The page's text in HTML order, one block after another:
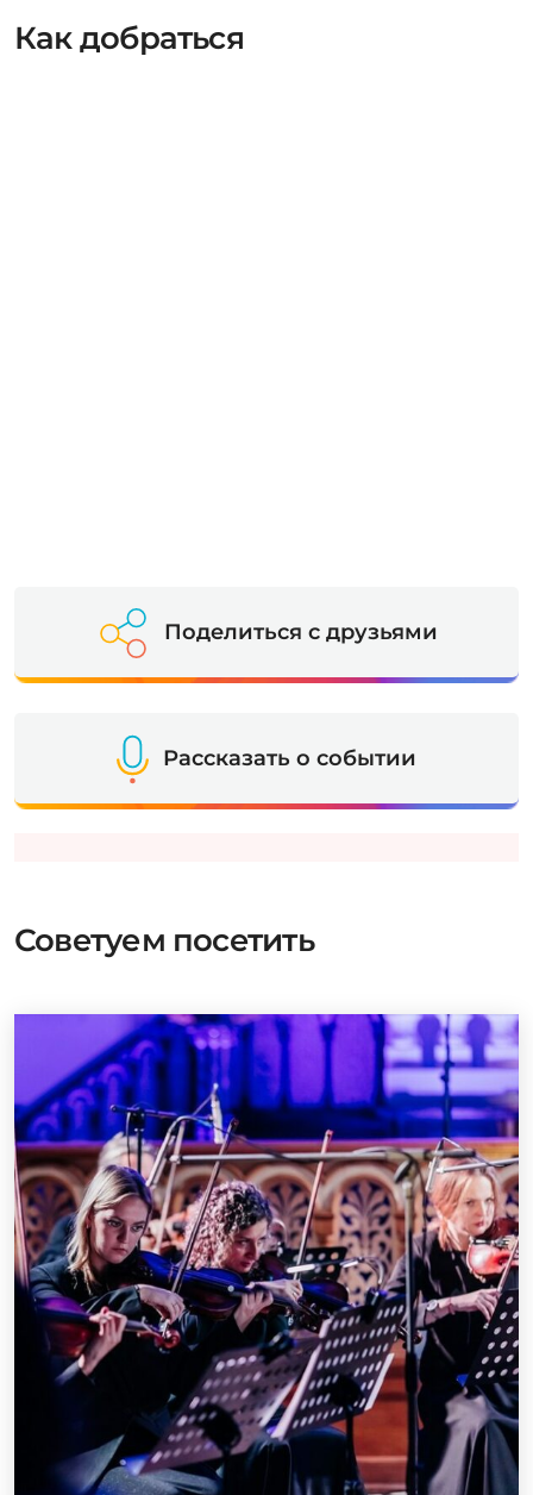
Как добраться
Поделиться с друзьями
Рассказать о событии
Советуем посетить